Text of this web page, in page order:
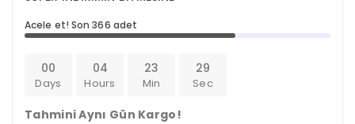
Acele et! Son 366 adet
00
Days
04
Hours
23
Min
29
Sec
Tahmini Aynı Gün Kargo!